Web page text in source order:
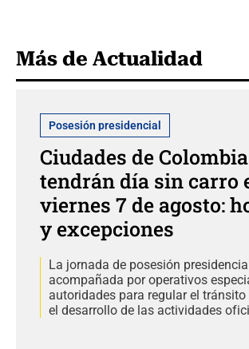
Más de Actualidad
Posesión presidencial
Ciudades de
tendrán día sin carro
viernes 7 de agosto:
y excepciones
La jornada de posesión
acompañada por operativos
autoridades para regular el
el desarrollo de las actividades